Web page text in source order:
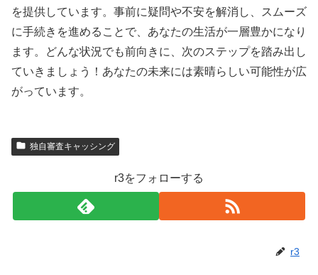
を提供しています。事前に疑問や不安を解消し、スムーズ
に手続きを進めることで、あなたの生活が一層豊かになり
ます。どんな状況でも前向きに、次のステップを踏み出し
ていきましょう！あなたの未来には素晴らしい可能性が広
がっています。
独自審査キャッシング
r3をフォローする
r3